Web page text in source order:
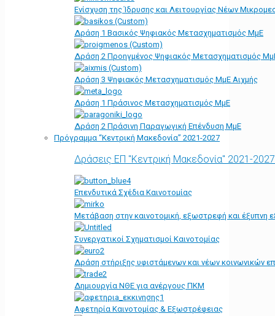
Ενίσχυση της Ίδρυσης και Λειτουργίας Νέων
Δράση 1 Βασικός Ψηφιακός Μετασχηματισμός ΜμΕ
Δράση 2 Προηγμένος Ψηφιακός Μετασχηματισμός
Δράση 3 Ψηφιακός Μετασχηματισμός ΜμΕ Αιχμής
Δράση 1 Πράσινος Μετασχηματισμός ΜμΕ
Δράση 2 Πράσινη Παραγωγική Επένδυση ΜμΕ
Πρόγραμμα “Κεντρική Μακεδονία” 2021-2027
Δράσεις ΕΠ "Κεντρική Μακεδονία" 2021-2027
Επενδυτικά Σχέδια Καινοτομίας
Μετάβαση στην καινοτομική, εξωστρεφή και έξυπνη
Συνεργατικοί Σχηματισμοί Καινοτομίας
Δράση στήριξης υφιστάμενων και νέων κοινωνικών
Δημιουργία ΝΘΕ για ανέργους ΠΚΜ
Αφετηρία Kαινοτομίας & Εξωστρέφειας